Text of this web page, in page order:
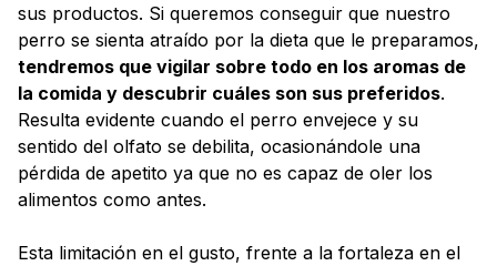
sus productos. Si queremos conseguir que nuestro
perro se sienta atraído por la dieta que le preparamos,
tendremos que vigilar sobre todo en los aromas de
la comida y descubrir cuáles son sus preferidos.
Resulta evidente cuando el perro envejece y su
sentido del olfato se debilita, ocasionándole una
pérdida de apetito ya que no es capaz de oler los
alimentos como antes.
Esta limitación en el gusto, frente a la fortaleza en el